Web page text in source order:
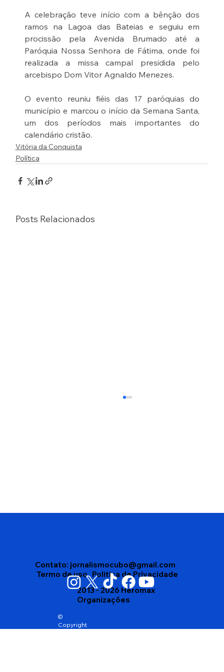
A celebração teve início com a bênção dos
ramos na Lagoa das Bateias e seguiu em
procissão pela Avenida Brumado até a
Paróquia Nossa Senhora de Fátima, onde foi
realizada a missa campal presidida pelo
arcebispo Dom Vitor Agnaldo Menezes.
O evento reuniu fiéis das 17 paróquias do
município e marcou o início da Semana Santa,
um dos períodos mais importantes do
calendário cristão.
Vitória da Conquista
Política
Posts Relacionados
Disputa interna no Democracia Cristã
Contato: jornalismocubo@gmail.com
Termo de uso Politica de Privacidade
©
Copyright
2013 - 2026 Heromax
Organizações